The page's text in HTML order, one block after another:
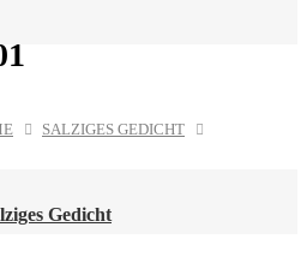
SALZIGES GEDICHT
Gedicht